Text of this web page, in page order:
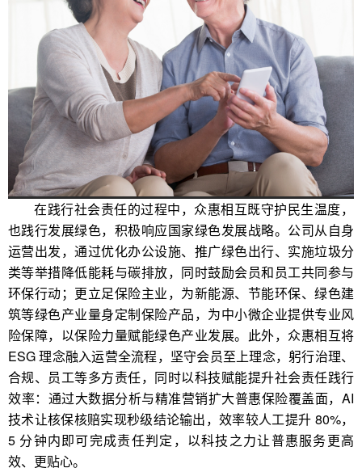
在践行社会责任的过程中，众惠相互既守护民生温度，
也践行发展绿色，积极响应国家绿色发展战略。公司从自身
运营出发，通过优化办公设施、推广绿色出行、实施垃圾分
类等举措降低能耗与碳排放，同时鼓励会员和员工共同参与
环保行动；更立足保险主业，为新能源、节能环保、绿色建
筑等绿色产业量身定制保险产品，为中小微企业提供专业风
险保障，以保险力量赋能绿色产业发展。此外，众惠相互将
ESG 理念融入运营全流程，坚守会员至上理念，躬行治理、
合规、员工等多方责任，同时以科技赋能提升社会责任践行
效率：通过大数据分析与精准营销扩大普惠保险覆盖面，AI
技术让核保核赔实现秒级结论输出，效率较人工提升 80%，
5 分钟内即可完成责任判定，以科技之力让普惠服务更高
效、更贴心。